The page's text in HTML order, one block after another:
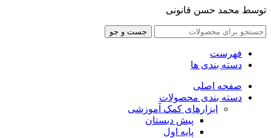
توسط محمد حسن قانونی
جست و جو
فهرست
دسته بندی ها
صفحه اصلی
دسته بندی محصولات
ابزارهای کمک آموزشی
پیش دبستان
پایه اول